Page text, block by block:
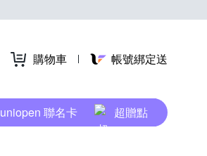
購物車 帳號綁定送
uniopen 聯名卡 超贈點